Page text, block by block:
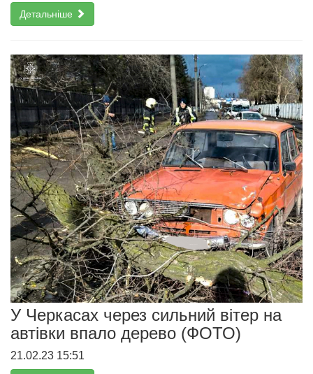
Детальніше
У Черкасах через сильний вітер на
автівки впало дерево (ФОТО)
21.02.23 15:51